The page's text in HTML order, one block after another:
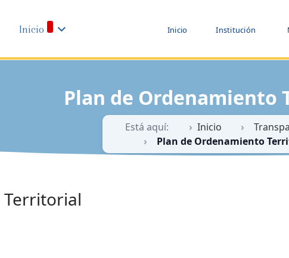
Inicio Inicio Institución
Plan de Ordenamiento
Está aquí: Inicio
Plan de Ordenamiento
Territorial